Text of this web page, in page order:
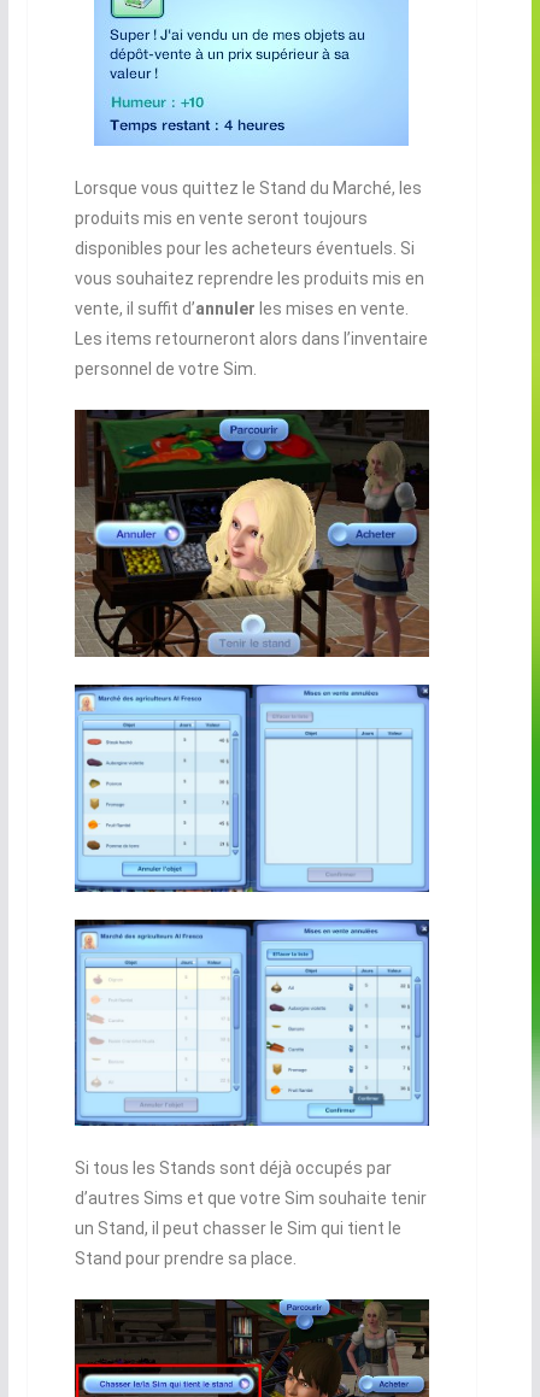
Lorsque vous quittez le Stand du Marché, les
produits mis en vente seront toujours
disponibles pour les acheteurs éventuels. Si
vous souhaitez reprendre les produits mis en
vente, il suffit d’annuler les mises en vente.
Les items retourneront alors dans l’inventaire
personnel de votre Sim.
Si tous les Stands sont déjà occupés par
d’autres Sims et que votre Sim souhaite tenir
un Stand, il peut chasser le Sim qui tient le
Stand pour prendre sa place.